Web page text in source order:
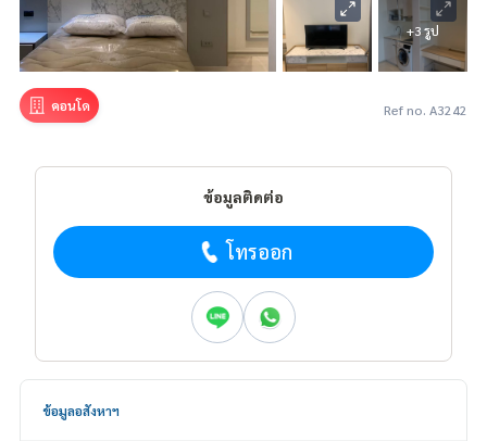
+3 รูป
คอนโด Ref no. A3242
ข้อมูลติดต่อ
โทรออก
ข้อมูลอสังหาฯ